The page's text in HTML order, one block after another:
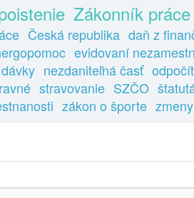
Zákonník práce
Česká republika daň z
evidovaní
nezdaniteľná časť
stravovanie SZČO
zákon o športe